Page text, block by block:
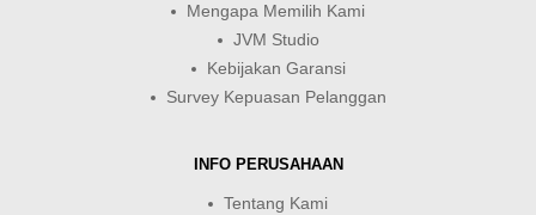
Mengapa Memilih Kami
JVM Studio
Kebijakan Garansi
Survey Kepuasan Pelanggan
INFO PERUSAHAAN
Tentang Kami